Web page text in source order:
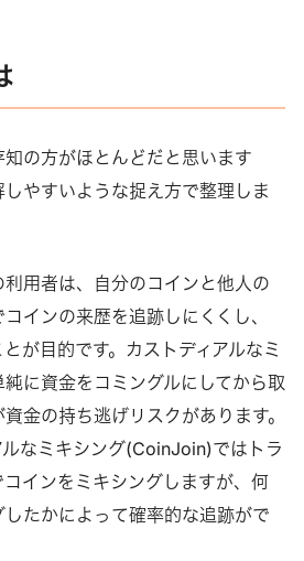
の方がほとんどだと思います
やすいような捉え方で整理しま
用者は、自分のコインと他人の
インの来歴を追跡しにくくし、
が目的です。カストディアルなミ
に資金をコミングルにしてから取
金の持ち逃げリスクがあります。
なミキシング(CoinJoin)ではトラ
インをミキシングしますが、何
たかによって確率的な追跡がで